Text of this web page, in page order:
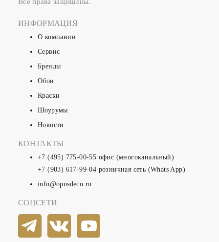
ИНФОРМАЦИЯ
О компании
Сервис
Бренды
Обои
Краски
Шоурумы
Новости
КОНТАКТЫ
+7 (495) 775-00-55 офис (многоканальный)
+7 (903) 617-99-04 розничная сеть (Whats App)
info@opusdeco.ru
СОЦСЕТИ